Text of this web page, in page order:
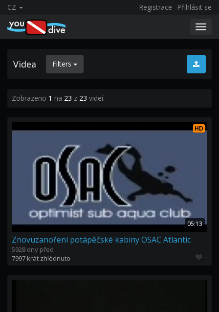
CZ Registrace Přihlásit se
Videa Filters
Zobrazeno 1 na 23 z 23 videí.
HD
05:13
Znovuzanoření potápěčské kabiny OSAC Atlantic
5928 dny před
7997 krát zhlédnuto
-